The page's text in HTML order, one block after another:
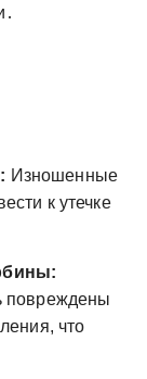
Изношенные
к утечке
повреждены
что